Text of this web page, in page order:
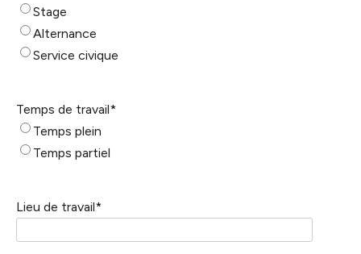
Stage
Alternance
Service civique
Temps de travail*
Temps plein
Temps partiel
Lieu de travail*